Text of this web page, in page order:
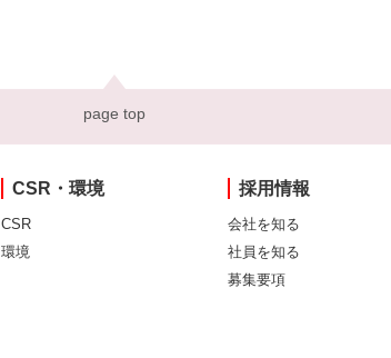
page top
CSR・環境
CSR
環境
採用情報
会社を知る
社員を知る
募集要項